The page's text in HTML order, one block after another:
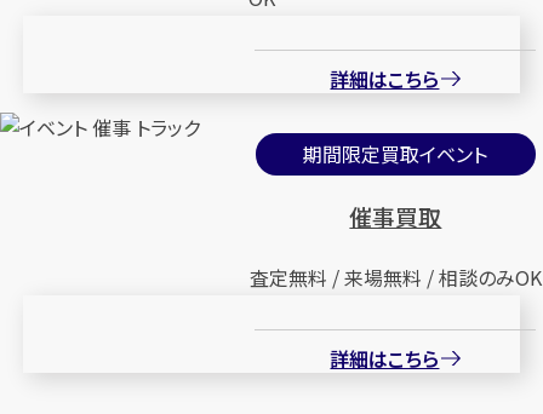
詳細はこちら
期間限定買取イベント
催事買取
査定無料 / 来場無料 / 相談のみOK
詳細はこちら